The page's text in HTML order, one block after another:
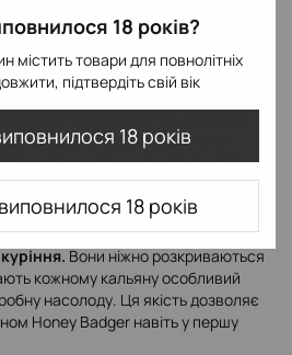
18 років?
містить товари для повнолітніх
підтвердіть свій вік
18 років
18 років
забути. Цей смак стане
любителів солодкого та
уподобань Honey Badger
М'ята, що освіжає, відмінно
трохи кислим смаком свіжого
переносять вас у літню пору
розслабитися та насолодитися
Badger відрізняються ідеальним
Вони ніжно розкриваються
кожному кальяну особливий
насолоду. Ця якість дозволяє
Honey Badger навіть у першу